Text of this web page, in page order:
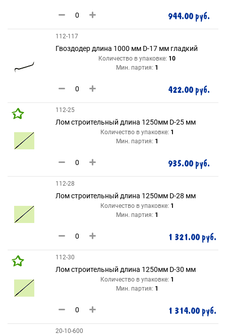
944.00 руб.
112-117
Гвоздодер длина 1000 мм D-17 мм гладкий
Количество в упаковке: 10
Мин. партия: 1
422.00 руб.
112-25
Лом строительный длина 1250мм D-25 мм
Количество в упаковке: 1
Мин. партия: 1
935.00 руб.
112-28
Лом строительный длина 1250мм D-28 мм
Количество в упаковке: 1
Мин. партия: 1
1 321.00 руб.
112-30
Лом строительный длина 1250мм D-30 мм
Количество в упаковке: 1
Мин. партия: 1
1 314.00 руб.
20-10-600